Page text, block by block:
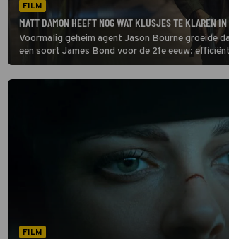
FILM
MATT DAMON HEEFT NOG WAT KLUSJES TE KLAREN
Voormalig geheim agent Jason Bourne groeide
een soort James Bond voor de 21e eeuw:
van negen jaar is hij terug in Jason Bourne.
FILM